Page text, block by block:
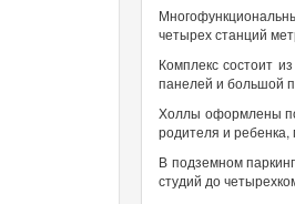
четырех станций
Комплекс состоит
панелей и большой
Холлы оформлены
родителя и ребенка,
В подземном
студий до